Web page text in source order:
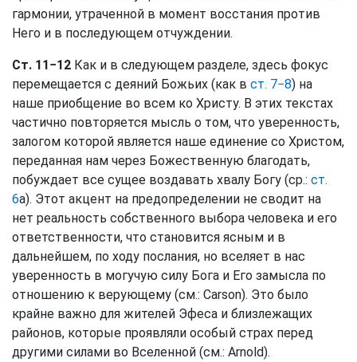
гармонии, утраченной в момент восстания против
Него и в последующем отчуждении.
Ст. 11−12 Как и в следующем разделе, здесь фокус
перемещается с деяний Божьих (как в ст. 7−8) на
наше приобщение во всем ко Христу. В этих текстах
частично повторяется мысль о том, что уверенность,
залогом которой является наше единение со Христом,
переданная нам через Божественную благодать,
побуждает все сущее воздавать хвалу Богу (ср.: ст.
6а). Этот акцент на предопределении не сводит на
нет реальность собственного выбора человека и его
ответственности, что становится ясным и в
дальнейшем, по ходу послания, но вселяет в нас
уверенность в могучую силу Бога и Его замысла по
отношению к верующему (см.: Carson). Это было
крайне важно для жителей Эфеса и близлежащих
районов, которые проявляли особый страх перед
другими силами во Вселенной (см.: Arnold).